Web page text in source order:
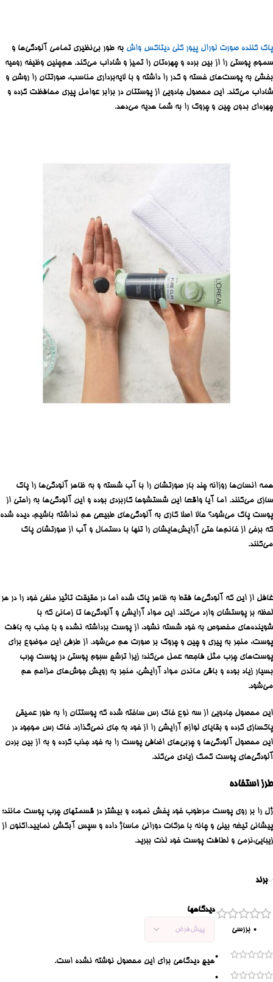
پاک کننده صورت لورال پیور کلی دیتاکس واش به طور بی‌نظیری تمامی آلودگی‌ها و
سموم پوستی را از بین برده و چهره‌تان را تمیز و شاداب می‌کند. هم‌چنین وظیفه روحیه
بخشی به پوست‌های خسته و کدر را داشته و با لایه‌برداری مناسب، صورتتان را روشن و
شاداب می‌کند. این محصول جادویی از پوستتان در برابر عوامل پیری محافظت کرده و
چهره‌ای بدون چین و چروک را به شما هدیه می‌دهد.
همه انسان‌ها روزانه چند بار صورتشان را با آب شسته و به ظاهر آلودگی‌ها را پاک
سازی می‌کنند. اما آیا واقعا این شستشوها کاربردی بوده و این آلودگی‌ها به راحتی از
پوست پاک می‌شود؟ حالا اصلا کاری به آلودگی‌های طبیعی هم نداشته باشیم، دیده شده
که برخی از خانم‌ها حتی آرایش‌هایشان را تنها با دستمال و آب از صورتشان پاک
می‌کنند.
غافل از این که آلودگی‌ها فقط به ظاهر پاک شده اما در حقیقت تاثیر منفی خود را در هر
لحظه بر پوستشان وارد می‌کند. این مواد آرایشی و آلودگی‌ها تا زمانی که با
شوینده‌های مخصوص به خود شسته نشود، از پوست برداشته نشده و با جذب به بافت
پوست، منجر به پیری و چین و چروک بر صورت هم می‌شود. از طرفی این موضوع برای
پوست‌های چرب مثل فاجعه عمل می‌کند؛ زیرا ترشح سبوم پوستی در پوست چرب
بسیار زیاد بوده و باقی ماندن مواد آرایشی، منجر به رویش جوش‌های مزاحم هم
می‌شود.
این محصول جادویی از سه نوع خاک رس ساخته شده که پوستتان را به طور عمیقی
پاکسازی کرده و بقایای لوازم آرایشی را از خود به جای نمی‌گذارد. خاک رس موجود در
این محصول آلودگی‌ها و چربی‌های اضافی پوست را به خود جذب کرده و به از بین بردن
آلودگی‌های پوست کمک زیادی می‌کند.
طرز استفاده
ژل را بر روی پوست مرطوب خود پخش نموده و بیشتر در قسمتهای چرب پوست مانند؛
پیشانی تیغه بینی و چانه با حرکات دورانی ماساژ داده و سپس آبکشی نمایید.اکنون از
زیبایی،نرمی و لطافت پوست خود لذت ببرید.
برند
0 بررسی
0
0
دیدگاهها
هیچ دیدگاهی برای این محصول نوشته نشده است.